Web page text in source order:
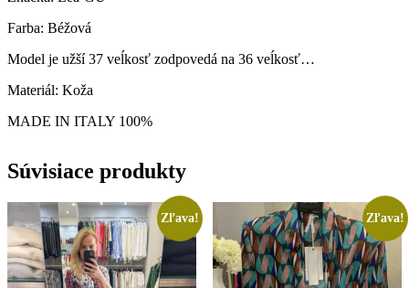
Farba: Béžová
Model je užší 37 veĺkosť zodpovedá na 36 veĺkosť…
Materiál: Koža
MADE IN ITALY 100%
Súvisiace produkty
Zľava! Zľava!